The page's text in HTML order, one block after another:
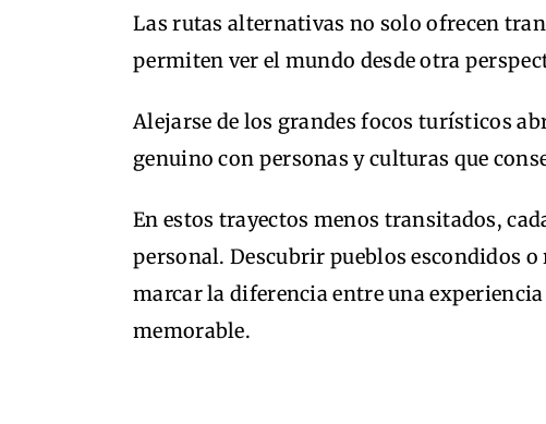
Las rutas alternativas no solo ofrecen
permiten ver el mundo desde otra
Alejarse de los grandes focos turísticos
genuino con personas y culturas que
En estos trayectos menos transitados,
personal. Descubrir pueblos escondidos
marcar la diferencia entre una
memorable.